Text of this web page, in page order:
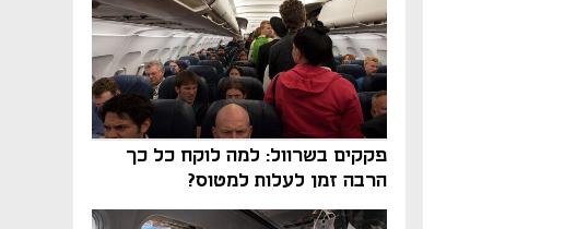
פקקים בשרוול: למה לוקח כל כך
הרבה זמן לעלות למטוס?